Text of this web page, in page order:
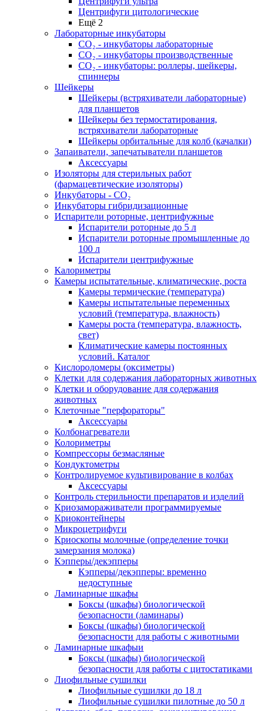
Центрифуги цитологические
Ещё 2
Лабораторные инкубаторы
СО₂ - инкубаторы лабораторные
СО₂ - инкубаторы производственные
СО₂ - инкубаторы: роллеры, шейкеры,
спиннеры
Шейкеры
Шейкеры (встряхиватели лабораторные)
для планшетов
Шейкеры без термостатирования,
встряхиватели лабораторные
Шейкеры орбитальные для колб (качалки)
Запаиватели, запечатыватели планшетов
Аксессуары
Изоляторы для стерильных работ
(фармацевтические изоляторы)
Инкубаторы - CO₂
Инкубаторы гибридизационные
Испарители роторные, центрифужные
Испарители роторные до 5 л
Испарители роторные промышленные до
100 л
Испарители центрифужные
Калориметры
Камеры испытательные, климатические, роста
Камеры термические (температура)
Камеры испытательные переменных
условий (температура, влажность)
Камеры роста (температура, влажность,
свет)
Климатические камеры постоянных
условий. Каталог
Кислородомеры (оксиметры)
Клетки для содержания лабораторных животных
Клетки и оборудование для содержания
животных
Клеточные "перфораторы"
Аксессуары
Колбонагреватели
Колориметры
Компрессоры безмасляные
Кондуктометры
Контролируемое культивирование в колбах
Аксессуары
Контроль стерильности препаратов и изделий
Криозамораживатели программируемые
Криоконтейнеры
Микроцетрифуги
Криоскопы молочные (определение точки
замерзания молока)
Кэпперы/декэпперы
Кэпперы/декэпперы: временно
недоступные
Ламинарные шкафы
Боксы (шкафы) биологической
безопасности (ламинары)
Боксы (шкафы) биологической
безопасности для работы с животными
Ламинарные шкафыи
Боксы (шкафы) биологической
безопасности для работы с цитостатиками
Лиофильные сушилки
Лиофильные сушилки до 18 л
Лиофильные сушилки пилотные до 50 л